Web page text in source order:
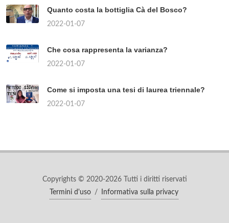
Quanto costa la bottiglia Cà del Bosco?
2022-01-07
Che cosa rappresenta la varianza?
2022-01-07
Come si imposta una tesi di laurea triennale?
2022-01-07
Copyrights © 2020-2026 Tutti i diritti riservati
Termini d'uso
/ Informativa sulla privacy